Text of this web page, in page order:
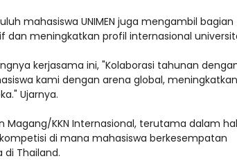
mahasiswa UNIMEN juga mengambil bagian
meningkatkan profil internasional
kerjasama ini, "Kolaborasi tahunan
kami dengan arena global, meningkatkan
Ujarnya.
Magang/KKN Internasional, terutama dalam hal
di mana mahasiswa berkesempatan
Thailand.